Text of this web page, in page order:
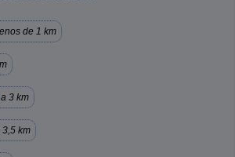
de 1 km
a 3 km
3,5 km